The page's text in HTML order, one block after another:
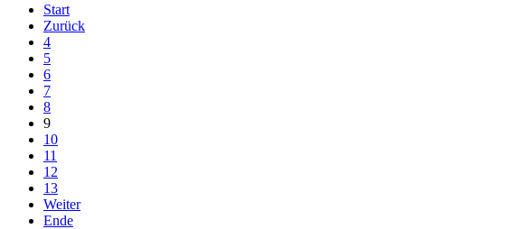
Start
Zurück
4
5
6
7
8
9
10
11
12
13
Weiter
Ende